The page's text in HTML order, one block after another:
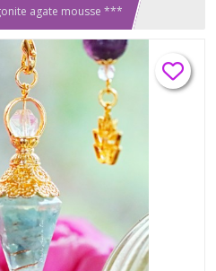
agate mousse ***